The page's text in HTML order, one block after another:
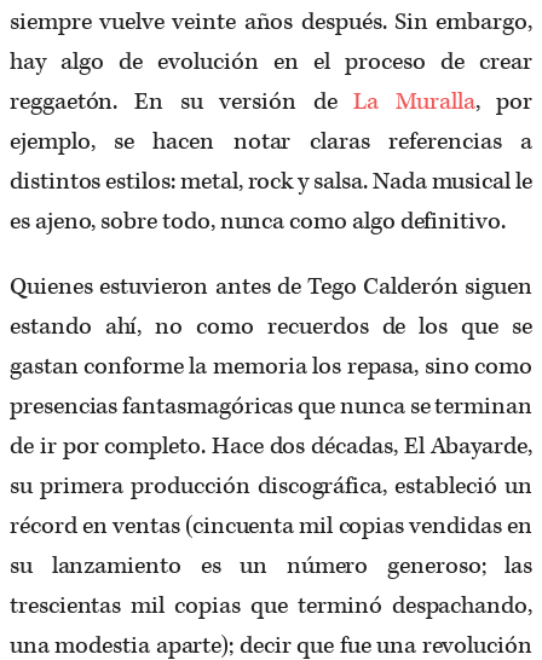
siempre vuelve veinte años después. Sin embargo,
hay algo de evolución en el proceso de crear
reggaetón. En su versión deLa Muralla, por
ejemplo, se hacen notar claras referencias a
distintos estilos: metal, rock y salsa. Nada musical le
es ajeno, sobre todo, nunca como algo definitivo.
Quienes estuvieron antes de Tego Calderón siguen
estando ahí, no como recuerdos de los que se
gastan conforme la memoria los repasa, sino como
presencias fantasmagóricas que nunca se terminan
de ir por completo. Hace dos décadas, El Abayarde,
su primera producción discográfica, estableció un
récord en ventas (cincuenta mil copias vendidas en
su lanzamiento es un número generoso; las
trescientas mil copias que terminó despachando,
una modestia aparte); decir que fue una revolución